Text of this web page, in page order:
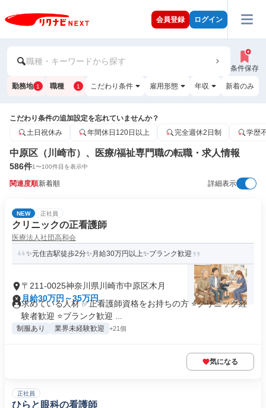
会員登録 ログイン
職種・キーワードから探す
条件保存
勤務地 1 職種 1 こだわり条件 雇用形態 年収 新着のみ
こだわり条件の追加設定を忘れていませんか？
土日祝休み
年間休日120日以上 完全週休2日制 学歴
中原区（川崎市）、医療/福祉専門職の転職・求人情報
586件1〜100件目を表示中
関連度順新着順 詳細表示
NEW 正社員
クリニックの正看護師
医療法人社団高和会
✨元住吉駅徒歩2分✨月給30万円以上✨ブランク歓迎
〒211-0025神奈川県川崎市中原区木月
月給30万円～35万円
求めている人材 ✅正看護師資格をお持ちの方 ⭐クリニック経
験者歓迎 ⭐ブランク歓迎 ...
制服あり 業界未経験歓迎 +21個
気になる
正社員
ひらと眼科の看護師